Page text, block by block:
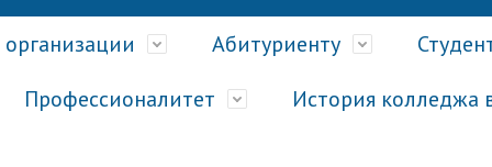
Абитуриенту
Профессионалитет История колледжа